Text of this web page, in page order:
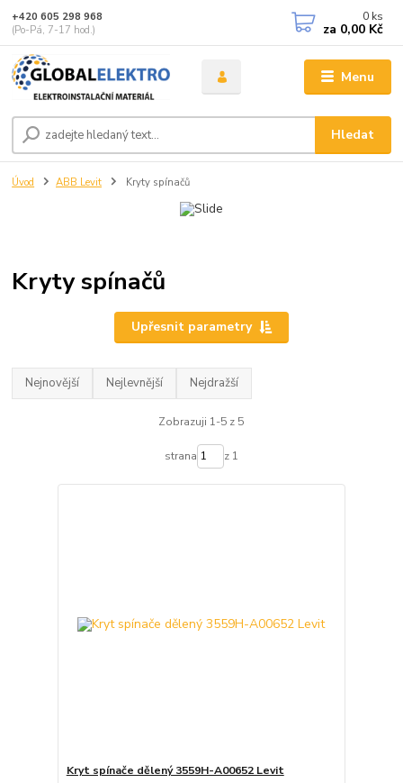
Menu
Hledat
+420 605 298 968
(Po-Pá, 7-17 hod.)
0 ks
za 0,00 Kč
Úvod ABB Levit Kryty spínačů
Kryty spínačů
Upřesnit parametry
Nejnovější Nejlevnější Nejdražší
Zobrazuji 1-5 z 5
strana z 1
Kryt spínače dělený 3559H-A00652 Levit